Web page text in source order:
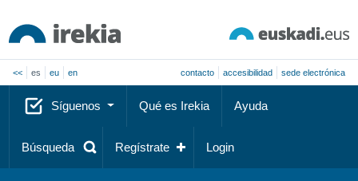
<< es eu en contacto accesibilidad sede electrónica
Síguenos Qué es Irekia Ayuda
Búsqueda Regístrate Login